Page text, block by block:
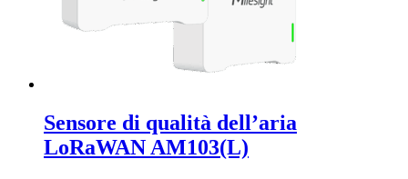
Sensore di qualità dell’aria
LoRaWAN AM103(L)